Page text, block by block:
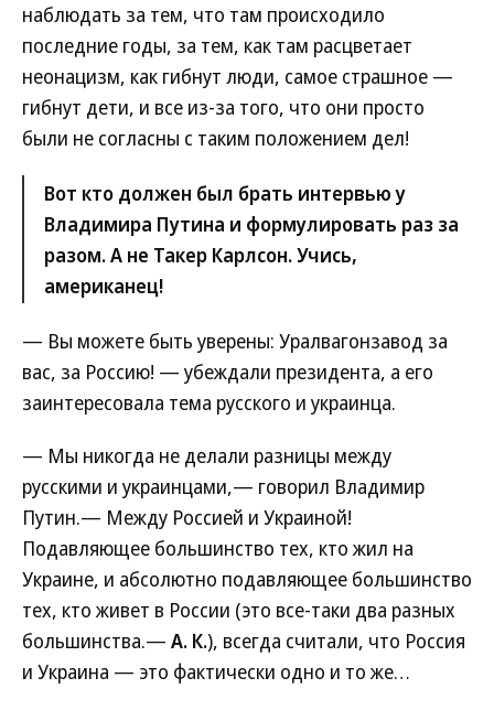
наблюдать за тем, что там происходило
последние годы, за тем, как там расцветает
неонацизм, как гибнут люди, самое страшное —
гибнут дети, и все из-за того, что они просто
были не согласны с таким положением дел!
Вот кто должен был брать интервью у
Владимира Путина и формулировать раз за
разом. А не Такер Карлсон. Учись,
американец!
— Вы можете быть уверены: Уралвагонзавод за
вас, за Россию! — убеждали президента, а его
заинтересовала тема русского и украинца.
— Мы никогда не делали разницы между
русскими и украинцами,— говорил Владимир
Путин.— Между Россией и Украиной!
Подавляющее большинство тех, кто жил на
Украине, и абсолютно подавляющее большинство
тех, кто живет в России (это все-таки два разных
большинства.— А. К.), всегда считали, что Россия
и Украина — это фактически одно и то же…